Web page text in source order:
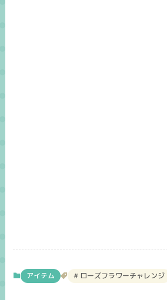
アイテム ローズフラワーチャレンジ